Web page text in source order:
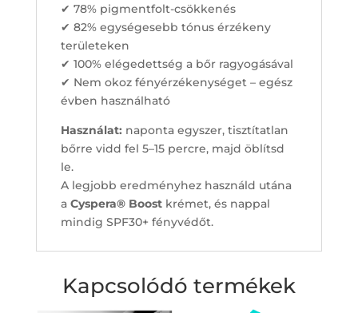
✔ 78% pigmentfolt-csökkenés
✔ 82% egységesebb tónus érzékeny
területeken
✔ 100% elégedettség a bőr ragyogásával
✔ Nem okoz fényérzékenységet – egész
évben használható
Használat: naponta egyszer, tisztítatlan
bőrre vidd fel 5–15 percre, majd öblítsd
le.
A legjobb eredményhez használd utána
a Cyspera® Boostkrémet, és nappal
mindig SPF30+ fényvédőt.
Kapcsolódó termékek